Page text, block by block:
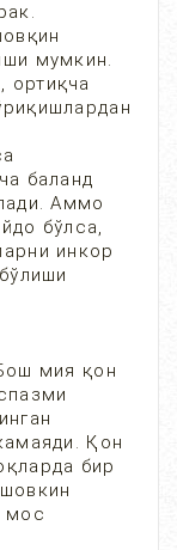
мумкин.
ортиқча
баланд
Аммо
бўлса,
инкор
мия қон
Қон
бир
мос